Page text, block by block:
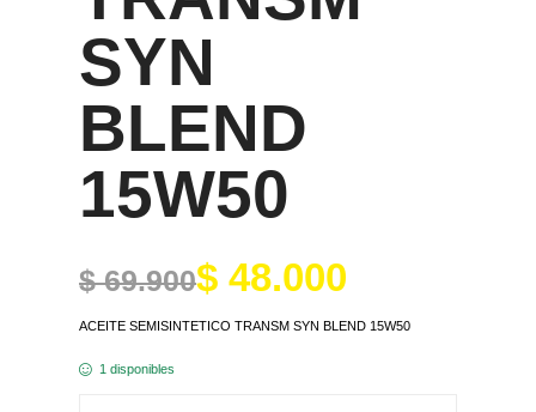
SYN
BLEND
15W50
$69.900$ 48.000
ACEITE SEMISINTETICO TRANSM SYN BLEND 15W50
1 disponibles